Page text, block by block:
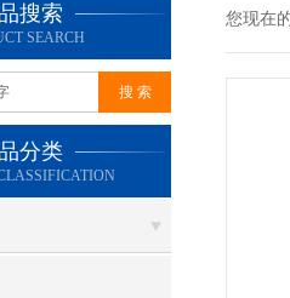
搜索
SEARCH
分类
您现在